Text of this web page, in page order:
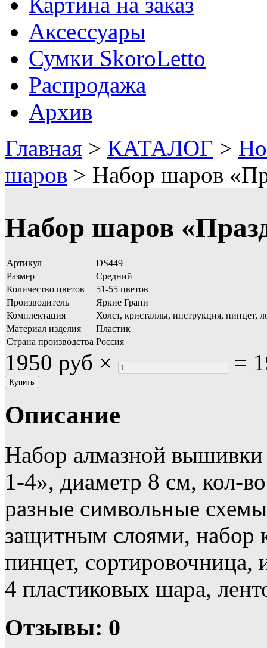
Аксессуары
Сумки SkoroLetto
Распродажа
Архив
Главная > КАТАЛОГ >
шаров > Набор шаров
Набор шаров
Артикул
DS449
Размер
Средний
Количество цветов
51-55 цветов
Производитель
Яркие Грани
Комплектация
Холст, кристаллы, инструкция, пинцет,
Материал изделия
Пластик
Страна производства Россия
1950 руб × =
Описание
Набор алмазной
1-4», диаметр 8 см, кол-
разные символьные
защитным слоями, набор
пинцет, сортировочница,
4 пластиковых шара,
Отзывы: 0